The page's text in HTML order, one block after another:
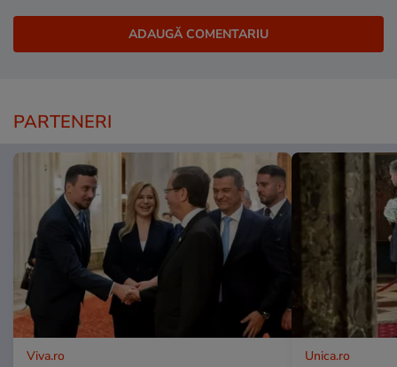
PARTENERI
Viva.ro Unica.ro